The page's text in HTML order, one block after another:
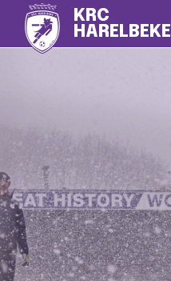
KRC
HARELBEKE